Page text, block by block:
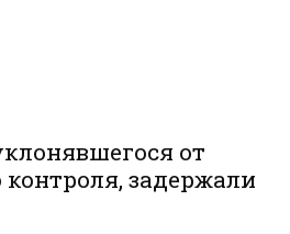
от
задержали